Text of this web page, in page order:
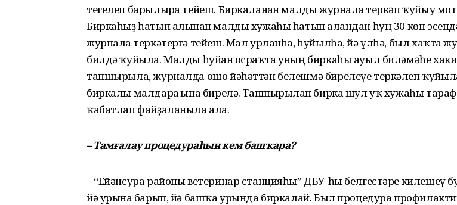
тегелеп барылырға тейеш. Биркаланған малды журналға теркәп ҡуйыу
Биркаһыҙ һатып алынған малды хужаһы һатып алғандан һуң 30 көн
журналға теркәтергә тейеш. Мал урланһа, һуйылһа, йә үлһә, был хаҡта
билдә ҡуйыла. Малды һуйған осраҡта уның биркаһы ауыл биләмәһе
тапшырыла, журналда ошо йәһәттән белешмә бирелеүе теркәлеп
биркалы малдарға ғына бирелә. Тапшырылған бирка шул уҡ хужаһы
ҡабатлап файҙаланыла ала.
– Тамғалау процедураһын кем башҡара?
– “Ейәнсура районы ветеринар станцияһы” ДБУ-һы белгестәре килешеү
йә урынға барып, йә башҡа урында биркалай. Был процедура